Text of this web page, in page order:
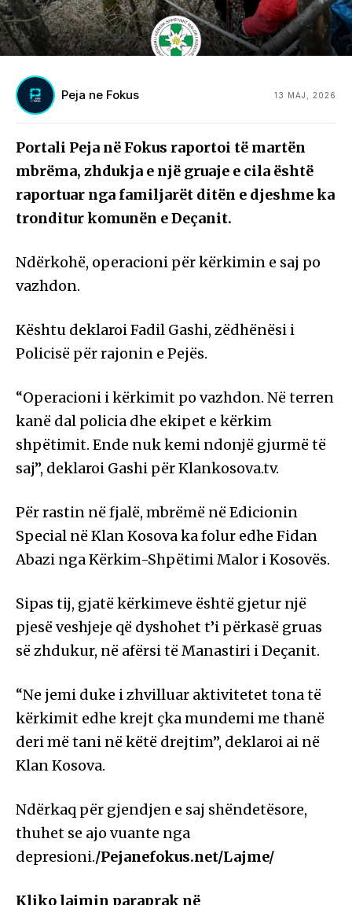
Peja ne Fokus 13 MAJ, 2026
Portali Peja në Fokus raportoi të martën
mbrëma, zhdukja e një gruaje e cila është
raportuar nga familjarët ditën e djeshme ka
tronditur komunën e Deçanit.
Ndërkohë, operacioni për kërkimin e saj po
vazhdon.
Kështu deklaroi Fadil Gashi, zëdhënësi i
Policisë për rajonin e Pejës.
“Operacioni i kërkimit po vazhdon. Në terren
kanë dal policia dhe ekipet e kërkim
shpëtimit. Ende nuk kemi ndonjë gjurmë të
saj”, deklaroi Gashi për Klankosova.tv.
Për rastin në fjalë, mbrëmë në Edicionin
Special në Klan Kosova ka folur edhe Fidan
Abazi nga Kërkim-Shpëtimi Malor i Kosovës.
Sipas tij, gjatë kërkimeve është gjetur një
pjesë veshjeje që dyshohet t’i përkasë gruas
së zhdukur, në afërsi të Manastiri i Deçanit.
“Ne jemi duke i zhvilluar aktivitetet tona të
kërkimit edhe krejt çka mundemi me thanë
deri më tani në këtë drejtim”, deklaroi ai në
Klan Kosova.
Ndërkaq për gjendjen e saj shëndetësore,
thuhet se ajo vuante nga
depresioni./Pejanefokus.net/Lajme/
Kliko lajmin paraprak në